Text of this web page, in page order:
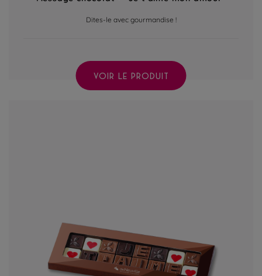
Dites-le avec gourmandise !
VOIR LE PRODUIT